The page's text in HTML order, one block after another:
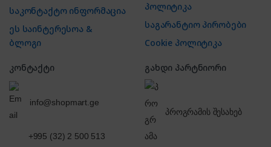
საკონტაქტო ინფორმაცია
ეს საინტერესოა &
ბლოგი
პოლიტიკა
საგარანტიო პირობები
Cookie პოლიტიკა
კონტაქტი
info@shopmart.ge
+995 (32) 2 500 513
გახდი პარტნიორი
პროგრამის შესახებ